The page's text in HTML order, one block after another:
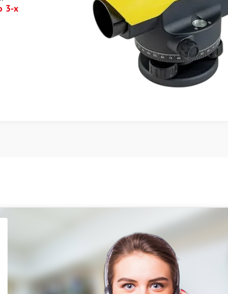
3-х